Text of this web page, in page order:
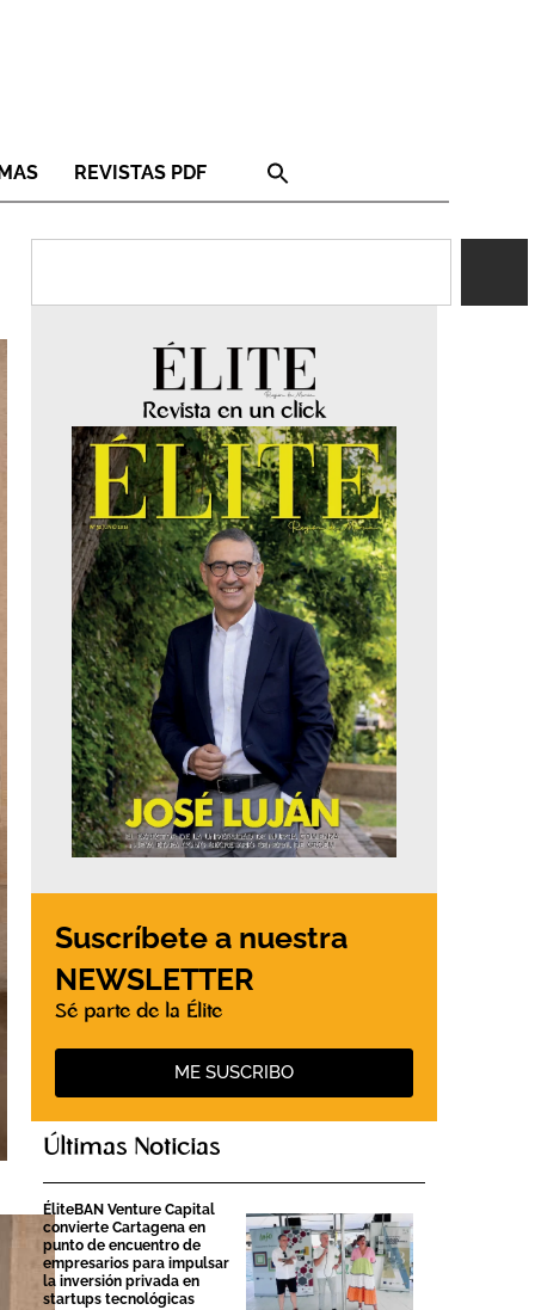
REVISTAS PDF
Revista en un click
Suscríbete a nuestra
NEWSLETTER
Sé parte de la Élite
ME SUSCRIBO
Últimas Noticias
ÉliteBAN Venture Capital
convierte Cartagena en
punto de encuentro de
empresarios para impulsar
la inversión privada en
startups tecnológicas